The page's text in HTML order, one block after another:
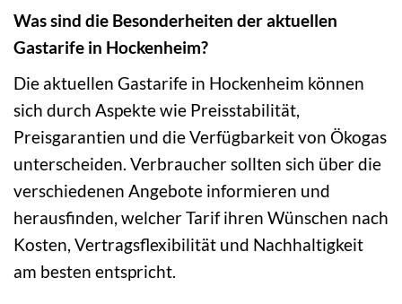
Was sind die Besonderheiten der aktuellen
Gastarife in Hockenheim?
Die aktuellen Gastarife in Hockenheim können
sich durch Aspekte wie Preisstabilität,
Preisgarantien und die Verfügbarkeit von Ökogas
unterscheiden. Verbraucher sollten sich über die
verschiedenen Angebote informieren und
herausfinden, welcher Tarif ihren Wünschen nach
Kosten, Vertragsflexibilität und Nachhaltigkeit
am besten entspricht.